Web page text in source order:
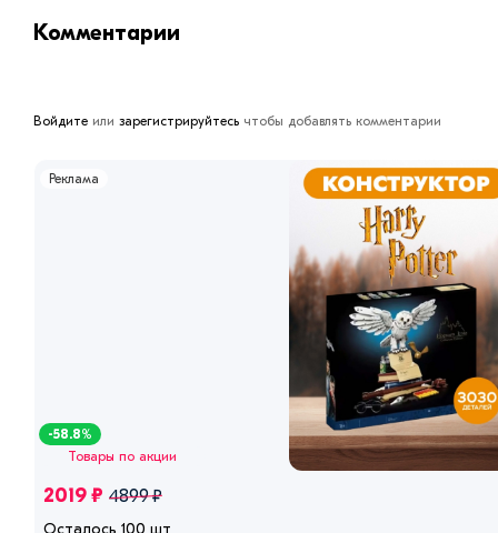
Комментарии
Войдите или зарегистрируйтесь чтобы добавлять комментарии
Реклама
-58.8%
Товары по акции
2019 ₽ 4899 ₽